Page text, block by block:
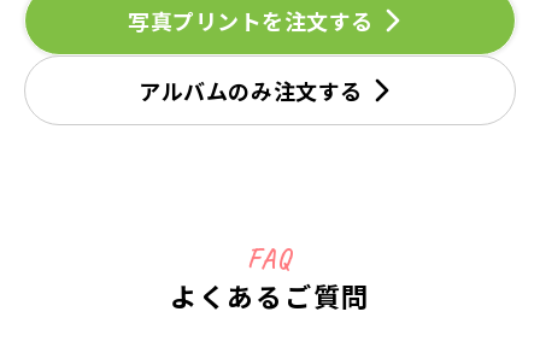
写真プリントを注文する
アルバムのみ注文する
FAQ
よくあるご質問